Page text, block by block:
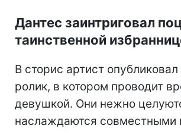
Дантес заинтриговал
таинственной
В сторис артист опубликовал
ролик, в котором проводит
девушкой. Они нежно
наслаждаются совместными